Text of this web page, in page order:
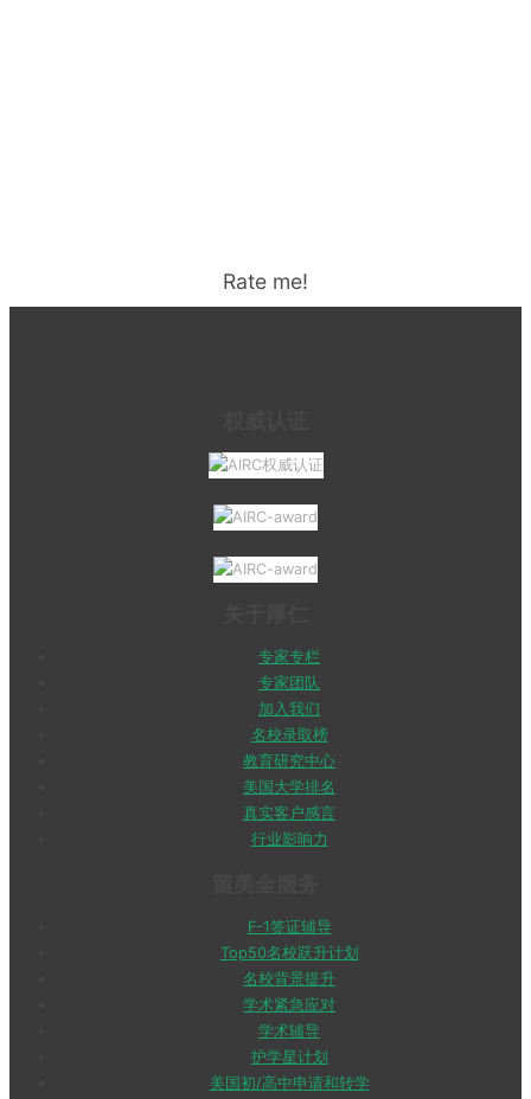
Rate me!
专家专栏
专家团队
加入我们
名校录取榜
教育研究中心
美国大学排名
真实客户感言
行业影响力
F-1签证辅导
Top50名校跃升计划
名校背景提升
学术紧急应对
学术辅导
护学星计划
美国初/高中申请和转学